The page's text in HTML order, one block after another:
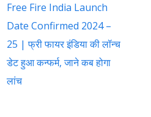
Free Fire India Launch
Date Confirmed 2024 –
25 | फ्री फायर इंडिया की लॉन्च
डेट हुआ कन्फर्म, जाने कब होगा
लांच